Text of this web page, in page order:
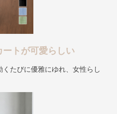
トが可愛らしい
たびに優雅にゆれ、女性らし